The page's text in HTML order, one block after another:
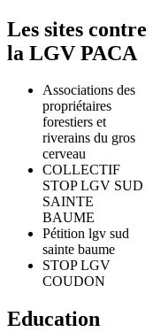
Les sites contre
la LGV PACA
Associations des
propriétaires
forestiers et
riverains du gros
cerveau
COLLECTIF
STOP LGV SUD
SAINTE
BAUME
Pétition lgv sud
sainte baume
STOP LGV
COUDON
Education